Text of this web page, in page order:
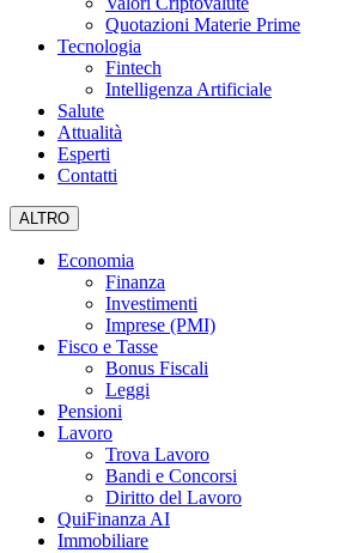
Quotazioni Materie Prime
Tecnologia
Fintech
Intelligenza Artificiale
Salute
Attualità
Esperti
Contatti
ALTRO
Economia
Finanza
Investimenti
Imprese (PMI)
Fisco e Tasse
Bonus Fiscali
Leggi
Pensioni
Lavoro
Trova Lavoro
Bandi e Concorsi
Diritto del Lavoro
QuiFinanza AI
Immobiliare